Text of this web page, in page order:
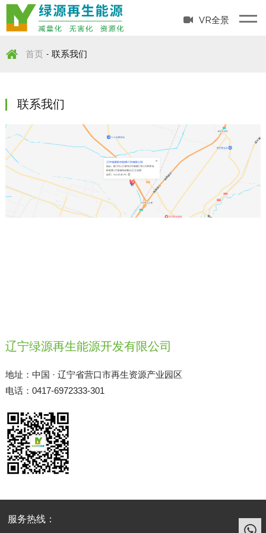
VR全景
首页 - 联系我们
联系我们
辽宁绿源再生能源开发有限公司
地址：中国 · 辽宁省营口市再生资源产业园区
电话：0417-6972333-301
服务热线：